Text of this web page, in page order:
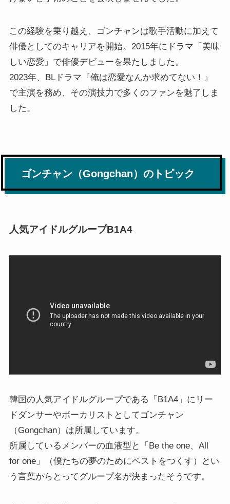
この経験を乗り越え、ゴンチャンは歌手活動に加えて
俳優としてのキャリアを開始。2015年にドラマ「美味
しい恋愛」で俳優デビューを果たしました。
2023年、BLドラマ『俺は恋愛なんか求めてない！』
で主演を務め、その演技力で多くのファンを魅了しま
した。
ゴンチャン（Gongchan）のトピック
人気アイドルグループB1A4
韓国の人気アイドルグループである「B1A4」にリー
ドダンサーやボーカリストとしてゴンチャン
（Gongchan）は所属しています。
所属しているメンバーの血液型と「Be the one、All
for one」（僕たちの夢のためにベストをつくす）とい
う言葉からとってグループ名が決まったそうです。